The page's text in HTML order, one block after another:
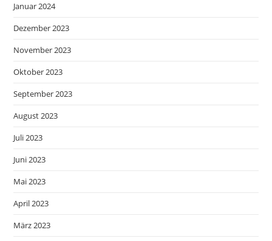
Januar 2024
Dezember 2023
November 2023
Oktober 2023
September 2023
August 2023
Juli 2023
Juni 2023
Mai 2023
April 2023
März 2023